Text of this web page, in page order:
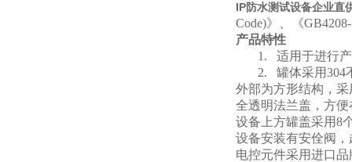
IP防水测试设备企业直
Code)》、《
产品特性
1. 适用于进行
2. 罐体采用304
外部为方形结构，
全透明法兰盖 ，方
设备上方罐盖采用8
设备安装有安佺阀
电控元件采用进口